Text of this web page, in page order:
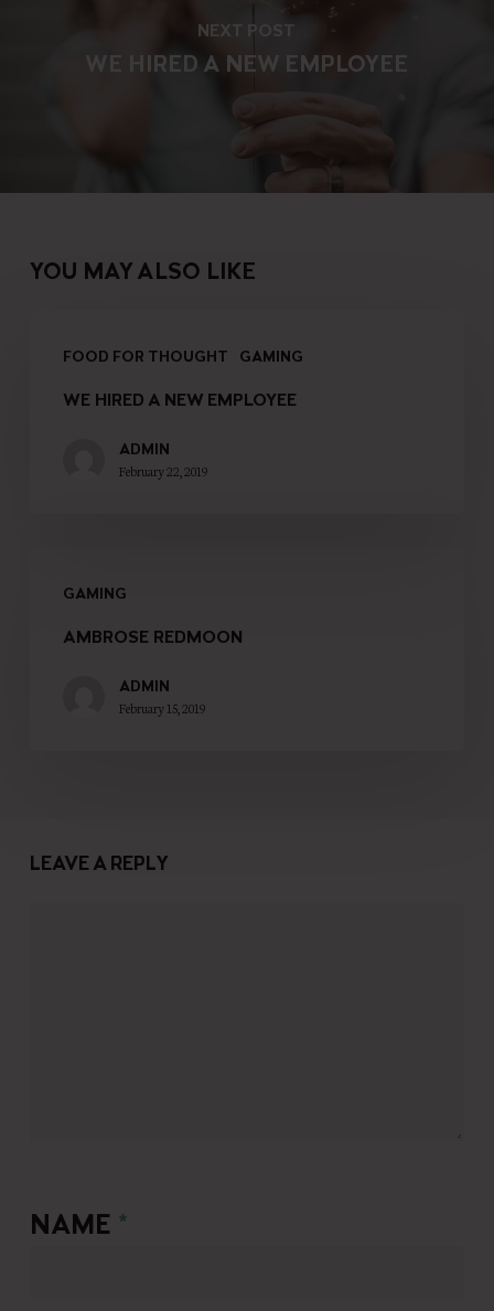
NEXT POST
WE HIRED A NEW EMPLOYEE
YOU MAY ALSO LIKE
FOOD FOR THOUGHT GAMING
WE HIRED A NEW EMPLOYEE
ADMIN
February 22, 2019
GAMING
AMBROSE REDMOON
ADMIN
February 15, 2019
LEAVE A REPLY
NAME *